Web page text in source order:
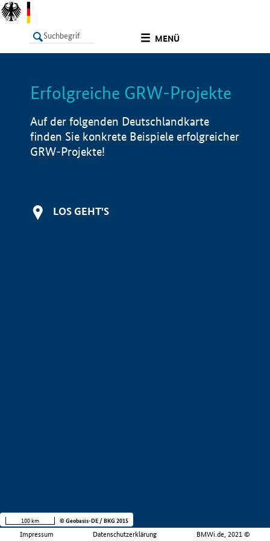
MENÜ
LISTE Info
Erfolgreiche GRW-Projekte
Auf der folgenden Deutschlandkarte
finden Sie konkrete Beispiele erfolgreicher
GRW-Projekte!
LOS GEHT'S
Impressum Datenschutzerklärung BMWi.de, 2021 ©
100 km © Geobasis-DE / BKG 2015